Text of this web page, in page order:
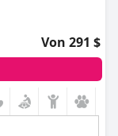
Diego -
Von 291 $